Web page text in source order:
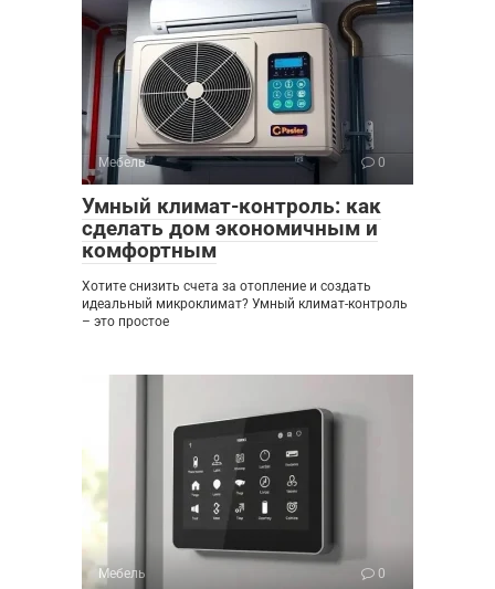
Мебель 0
Умный климат-контроль: как
сделать дом экономичным и
комфортным
Хотите снизить счета за отопление и создать
идеальный микроклимат? Умный климат-контроль
– это простое
Мебель 0